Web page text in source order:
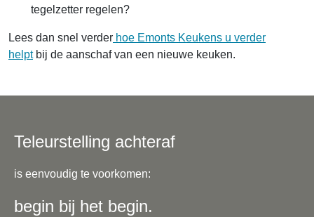
tegelzetter regelen?
Lees dan snel verder hoe Emonts Keukens u verder
helptbij de aanschaf van een nieuwe keuken.
Teleurstelling achteraf
is eenvoudig te voorkomen:
begin bij het begin.